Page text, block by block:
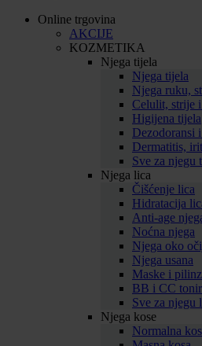
Online trgovina
AKCIJE
KOZMETIKA
Njega tijela
Njega tijela
Njega ruku,
Celulit, strije
Higijena tijela
Dezodoransi
Dermatitis,
Sve za njegu
Njega lica
Čišćenje lica
Hidratacija
Anti-age
Noćna njega
Njega oko
Njega usana
Maske i
BB i CC
Sve za njegu
Njega kose
Normalna